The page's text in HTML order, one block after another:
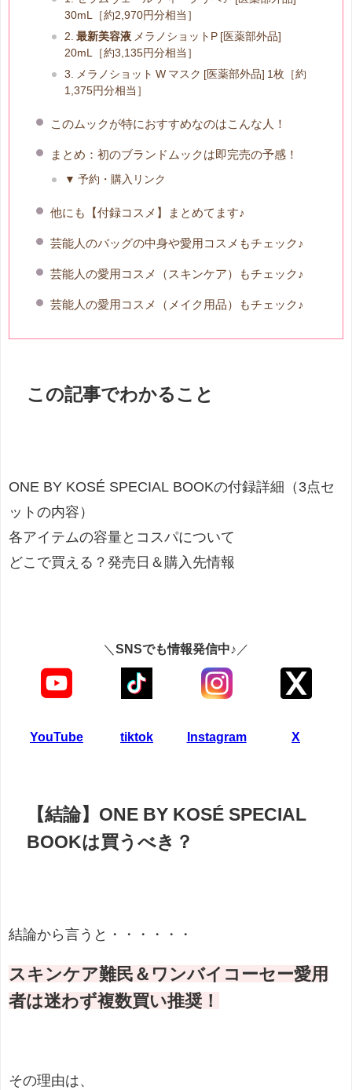
30mL［約2,970円分相当］
2.最新美容液 メラノショットP [医薬部外品]
20mL［約3,135円分相当］
3. メラノショット W マスク [医薬部外品] 1枚［約
1,375円分相当］
このムックが特におすすめなのはこんな人！
まとめ：初のブランドムックは即完売の予感！
▼ 予約・購入リンク
他にも【付録コスメ】まとめてます♪
芸能人のバッグの中身や愛用コスメもチェック♪
芸能人の愛用コスメ（スキンケア）もチェック♪
芸能人の愛用コスメ（メイク用品）もチェック♪
この記事でわかること
ONE BY KOSÉ SPECIAL BOOKの付録詳細（3点セ
ットの内容）
各アイテムの容量とコスパについて
どこで買える？発売日＆購入先情報
＼ SNSでも情報発信中♪ ／
YouTube tiktok Instagram X
【結論】ONE BY KOSÉ SPECIAL
BOOKは買うべき？
結論から言うと・・・・・・
スキンケア難民＆ワンバイコーセー愛用
者は迷わず複数買い推奨！
その理由は、